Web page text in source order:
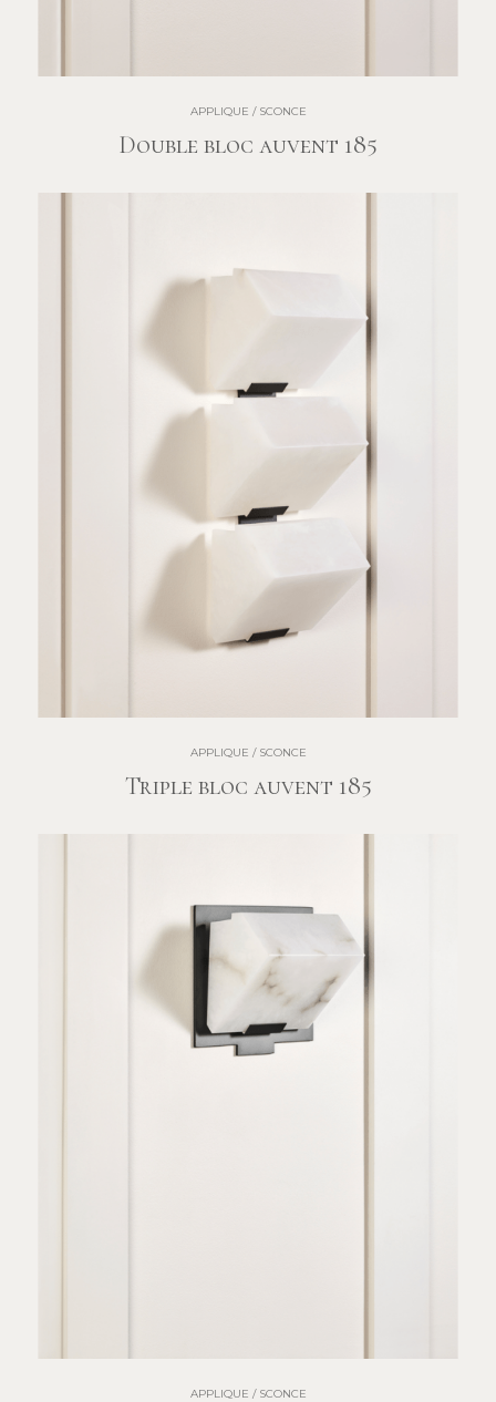
APPLIQUE / SCONCE
Double bloc auvent 185
APPLIQUE / SCONCE
Triple bloc auvent 185
APPLIQUE / SCONCE